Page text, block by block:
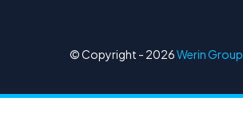
© Copyright - 2026Werin Group